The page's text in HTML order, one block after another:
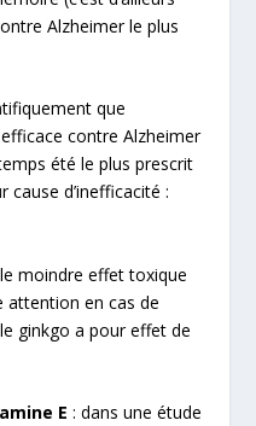
Alzheimer le plus
que
contre Alzheimer
été le plus prescrit
cause d’inefficacité :
moindre effet toxique
attention en cas de
ginkgo a pour effet de
E : dans une étude